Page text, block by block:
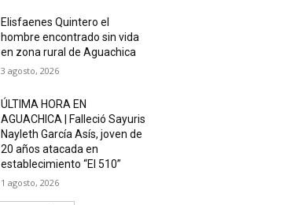
Elisfaenes Quintero el
hombre encontrado sin vida
en zona rural de Aguachica
3 agosto, 2026
ÚLTIMA HORA EN
AGUACHICA | Falleció Sayuris
Nayleth García Asís, joven de
20 años atacada en
establecimiento “El 510”
1 agosto, 2026